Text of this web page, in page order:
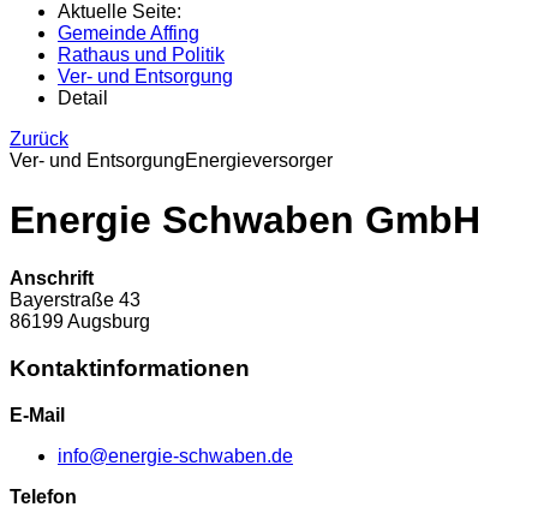
Aktuelle Seite:
Gemeinde Affing
Rathaus und Politik
Ver- und Entsorgung
Detail
Zurück
Ver- und EntsorgungEnergieversorger
Energie Schwaben GmbH
Anschrift
Bayerstraße 43
86199Augsburg
Kontaktinformationen
E-Mail
info@energie-schwaben.de
Telefon